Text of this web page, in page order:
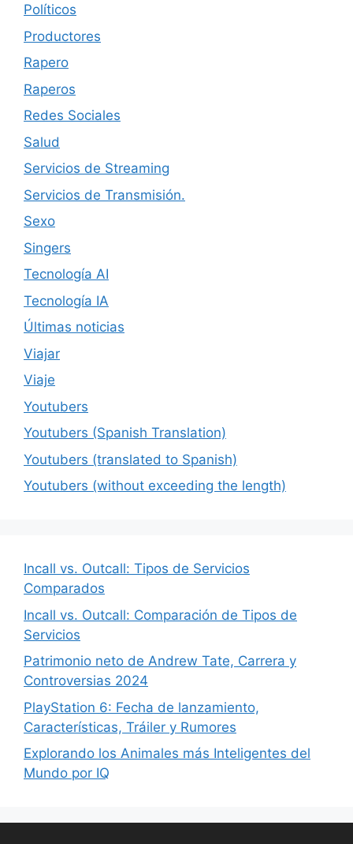
Políticos
Productores
Rapero
Raperos
Redes Sociales
Salud
Servicios de Streaming
Servicios de Transmisión.
Sexo
Singers
Tecnología AI
Tecnología IA
Últimas noticias
Viajar
Viaje
Youtubers
Youtubers (Spanish Translation)
Youtubers (translated to Spanish)
Youtubers (without exceeding the length)
Incall vs. Outcall: Tipos de Servicios
Comparados
Incall vs. Outcall: Comparación de Tipos de
Servicios
Patrimonio neto de Andrew Tate, Carrera y
Controversias 2024
PlayStation 6: Fecha de lanzamiento,
Características, Tráiler y Rumores
Explorando los Animales más Inteligentes del
Mundo por IQ